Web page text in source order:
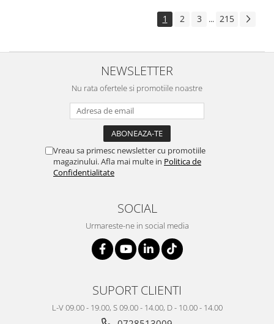
1 2 3 ... 215
NEWSLETTER
Nu rata ofertele si promotiile noastre
Vreau sa primesc newsletter cu promotiile
magazinului. Afla mai multe in Politica de
Confidentialitate
SOCIAL
Urmareste-ne in social media
SUPORT CLIENTI
L-V 09.00 - 19.00, S 09.00 - 14.00, D - 10.00 - 14.00